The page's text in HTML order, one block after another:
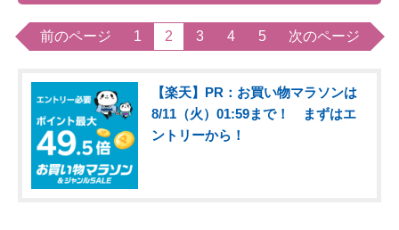
前のページ 1 2 3 4 5 次のページ
【楽天】PR：お買い物マラソンは
8/11（火）01:59まで！ まずはエ
ントリーから！